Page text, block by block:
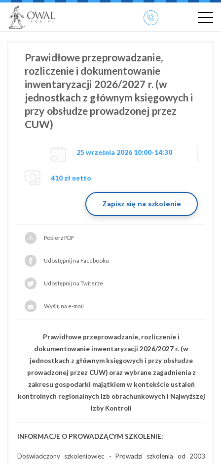
» OWAL.EDU.PL
Prawidłowe przeprowadzanie,
rozliczenie i dokumentowanie
inwentaryzacji 2026/2027 r. (w
jednostkach z głównym księgowych i
przy obsłudze prowadzonej przez
CUW)
25 września 2026 10:00-14:30
410 zł netto
Zapisz się na szkolenie
Pobierz PDF
Udostępnij na Facebooku
Udostępnij na Twiterze
Wyślij na e-mail
Prawidłowe przeprowadzanie, rozliczenie i
dokumentowanie inwentaryzacji 2026/2027 r. (w
jednostkach z głównym księgowych i przy obsłudze
prowadzonej przez CUW) oraz wybrane zagadnienia z
zakresu gospodarki majątkiem w kontekście ustaleń
kontrolnych regionalnych izb obrachunkowych i Najwyższej
Izby Kontroli
INFORMACJE O PROWADZĄCYM SZKOLENIE:
Doświadczony szkoleniowiec - Prowadzi szkolenia od 2003